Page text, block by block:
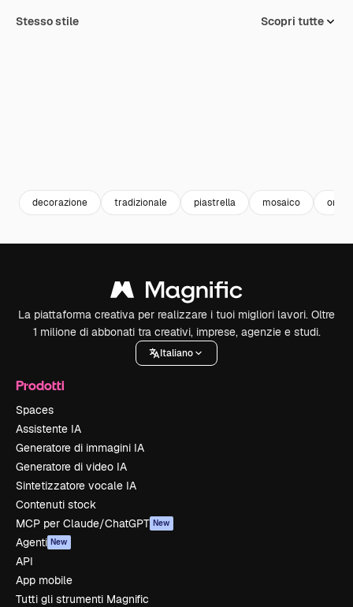
Stesso stile Scopri tutte
decorazione tradizionale piastrella mosaico
La piattaforma creativa per realizzare i tuoi migliori lavori. Oltre
1 milione di abbonati tra creativi, imprese, agenzie e studi.
Italiano
Prodotti
Spaces
Assistente IA
Generatore di immagini IA
Generatore di video IA
Sintetizzatore vocale IA
Contenuti stock
MCP per Claude/ChatGPT New
Agenti New
API
App mobile
Tutti gli strumenti Magnific